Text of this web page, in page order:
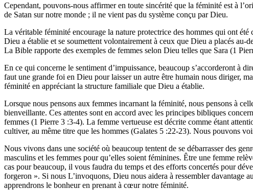
Cependant, pouvons-nous affirmer en toute sincérité que la féminité est à
de Satan sur notre monde ; il ne vient pas du système conçu par Dieu.
La véritable féminité encourage la nature protectrice des hommes qui ont
Dieu a établie et se soumettent volontairement à ceux que Dieu a placés au-
La Bible rapporte des exemples de femmes selon Dieu telles que Sara (1
En ce qui concerne le sentiment d’impuissance, beaucoup s’accorderont à
faut une grande foi en Dieu pour laisser un autre être humain nous diriger,
féminité en appréciant la structure familiale que Dieu a établie.
Lorsque nous pensons aux femmes incarnant la féminité, nous pensons à
bienveillante. Ces attentes sont en accord avec les principes bibliques
femmes (1 Pierre 3 :3-4). La femme vertueuse est décrite comme étant
cultiver, au même titre que les hommes (Galates 5 :22-23). Nous pouvons
Nous vivons dans une société où beaucoup tentent de se débarrasser des
masculins et les femmes pour qu’elles soient féminines. Être une femme
cas pour beaucoup, il vous faudra du temps et des efforts concertés pour
forgeron ». Si nous L’invoquons, Dieu nous aidera à ressembler davantage
apprendrons le bonheur en prenant à cœur notre féminité.